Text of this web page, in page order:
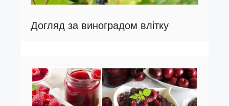
Догляд за виноградом влітку